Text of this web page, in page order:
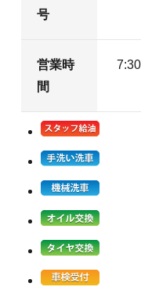
号
営業時
間